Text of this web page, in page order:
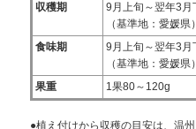
収穫期
9月上旬～翌年3月
（基準地：愛媛県）
食味期
9月上旬～翌年3月
（基準地：愛媛県）
果重
1果80～120g
●植え付けから収穫の目安は、温